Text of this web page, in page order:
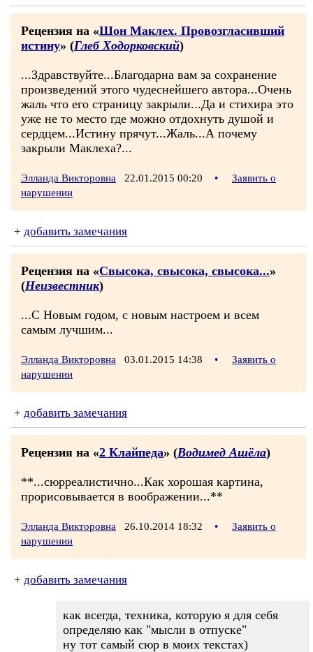
Рецензия на «Шон Маклех. Провозгласивший
истину» (Глеб Ходорковский)
...Здравствуйте...Благодарна вам за сохранение
произведений этого чудеснейшего автора...Очень
жаль что его страницу закрыли...Да и стихира это
уже не то место где можно отдохнуть душой и
сердцем...Истину прячут...Жаль...А почему
закрыли Маклеха?...
Элланда Викторовна 22.01.2015 00:20 •
Заявить о
нарушении
+ добавить замечания
Рецензия на «Свысока, свысока, свысока...»
(Неизвестник)
...С Новым годом, с новым настроем и всем
самым лучшим...
Элланда Викторовна 03.01.2015 14:38 •
Заявить о
нарушении
+ добавить замечания
Рецензия на «2 Клайпеда» (Водимед Ашёла)
**...сюрреалистично...Как хорошая картина,
прорисовывается в воображении...**
Элланда Викторовна 26.10.2014 18:32 •
Заявить о
нарушении
+ добавить замечания
как всегда, техника, которую я для себя
определяю как "мысли в отпуске"
ну тот самый сюр в моих текстах)